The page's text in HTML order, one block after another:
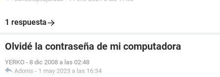
1 respuesta
Olvidé la contraseña de mi computadora
YERKO - 8 dic 2008 a las 02:48
Adonis - 1 may 2023 a las 16:34